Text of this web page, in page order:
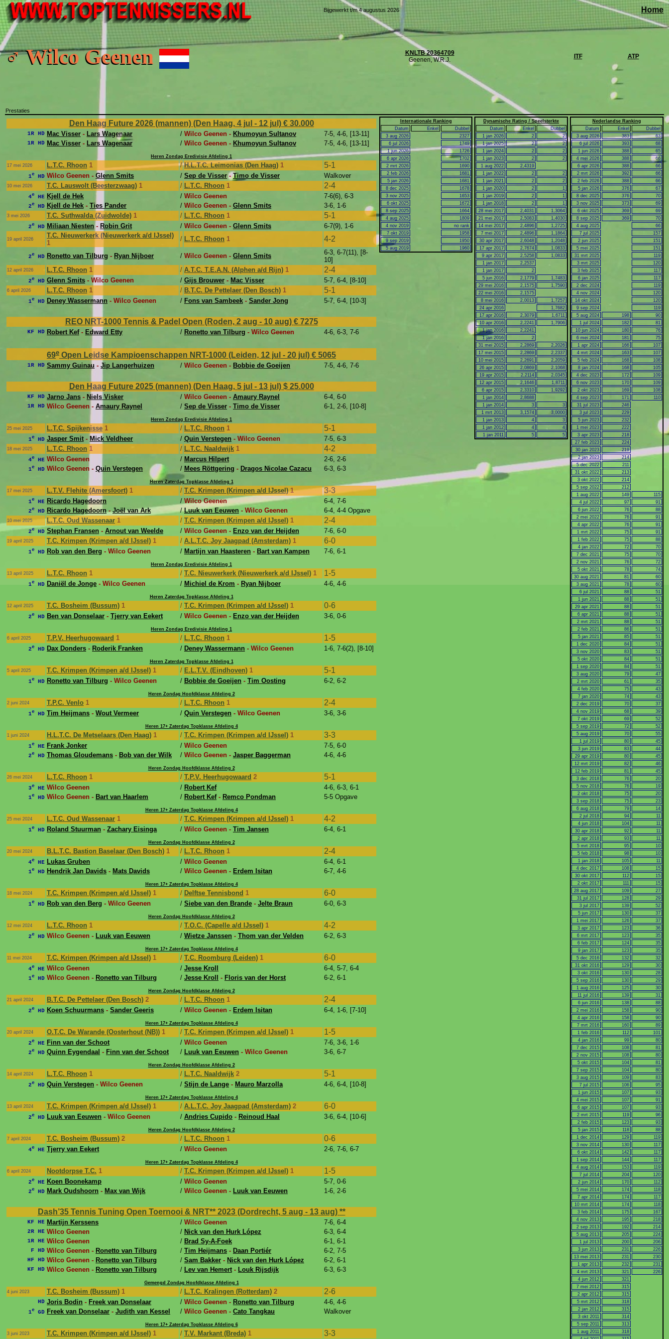
Bijgewerkt t/m 4 augustus 2026 Home
♂ Wilco Geenen
KNLTB 20364709
Geenen, W.R.J.
ITF ATP
Prestaties
Den Haag Future 2026 (mannen) (Den Haag, 4 jul - 12 jul) € 30.000
1R HD Mac Visser - Lars Wagenaar / Wilco Geenen - Khumoyun Sultanov 7-5, 4-6, [13-11]
1R HD Mac Visser - Lars Wagenaar / Wilco Geenen - Khumoyun Sultanov 7-5, 4-6, [13-11]
Heren Zondag Eredivisie Afdeling 1
17 mei 2026
L.T.C. Rhoon 1 / H.L.T.C. Leimonias (Den Haag) 1 5-1
1e HD Wilco Geenen - Glenn Smits / Sep de Visser -Timo de Visser Walkover
10 mei 2026 T.C. Lauswolt (Beesterzwaag) 1 / L.T.C. Rhoon 1 2-4
4e HE Kjell de Hek / Wilco Geenen 7-6(6), 6-3
2e HD Kjell de Hek - Ties Pander / Wilco Geenen - Glenn Smits 3-6, 1-6
3 mei 2026 T.C. Suthwalda (Zuidwolde) 1 / L.T.C. Rhoon 1 5-1
2e HD Miliaan Niesten - Robin Grit / Wilco Geenen - Glenn Smits 6-7(9), 1-6
19 april 2026
T.C. Nieuwerkerk (Nieuwerkerk a/d IJssel)
1
/ L.T.C. Rhoon 1 4-2
2e HD Ronetto van Tilburg - Ryan Nijboer / Wilco Geenen - Glenn Smits
6-3, 6-7(11), [8-
10]
12 april 2026 L.T.C. Rhoon 1 / A.T.C. T.E.A.N. (Alphen a/d Rijn) 1 2-4
2e HD Glenn Smits - Wilco Geenen / Gijs Brouwer - Mac Visser 5-7, 6-4, [8-10]
6 april 2026 L.T.C. Rhoon 1 / B.T.C. De Pettelaer (Den Bosch) 1 5-1
1e HD Deney Wassermann - Wilco Geenen / Fons van Sambeek - Sander Jong 5-7, 6-4, [10-3]
REO NRT-1000 Tennis & Padel Open (Roden, 2 aug - 10 aug) € 7275
KF HD Robert Kef- Edward Etty / Ronetto van Tilburg - Wilco Geenen 4-6, 6-3, 7-6
69e Open Leidse Kampioenschappen NRT-1000 (Leiden, 12 jul - 20 jul) € 5065
1R HD Sammy Guinau - Jip Langerhuizen / Wilco Geenen - Bobbie de Goeijen 7-5, 4-6, 7-6
Den Haag Future 2025 (mannen) (Den Haag, 5 jul - 13 jul) $ 25.000
KF HD Jarno Jans - Niels Visker / Wilco Geenen - Amaury Raynel 6-4, 6-0
1R HD Wilco Geenen - Amaury Raynel / Sep de Visser - Timo de Visser 6-1, 2-6, [10-8]
Heren Zondag Eredivisie Afdeling 1
25 mei 2025
L.T.C. Spijkenisse 1 / L.T.C. Rhoon 1 5-1
1e HD Jasper Smit - Mick Veldheer / Quin Verstegen - Wilco Geenen 7-5, 6-3
18 mei 2025 L.T.C. Rhoon 1 / L.T.C. Naaldwijk 1 4-2
4e HE Wilco Geenen / Marcus Hilpert 2-6, 2-6
1e HD Wilco Geenen - Quin Verstegen / Mees Röttgering - Dragos Nicolae Cazacu 6-3, 6-3
Heren Zaterdag Topklasse Afdeling 1
17 mei 2025
L.T.V. Flehite (Amersfoort) 1 / T.C. Krimpen (Krimpen a/d IJssel)1 3-3
1e HE Ricardo Hagedoorn / Wilco Geenen 6-4, 7-6
2e HD Ricardo Hagedoorn-Joël van Ark / Luuk van Eeuwen - Wilco Geenen 6-4, 4-4 Opgave
10 mei 2025 L.T.C. Oud Wassenaar 1 / T.C. Krimpen (Krimpen a/d IJssel) 1 2-4
2e HD Stephan Fransen - Arnout van Weelde / Wilco Geenen - Enzo van der Heijden 7-6, 6-0
19 april 2025 T.C. Krimpen (Krimpen a/d IJssel) 1 / A.L.T.C. Joy Jaagpad (Amsterdam) 1 6-0
1e HD Rob van den Berg - Wilco Geenen / Martijn van Haasteren - Bart van Kampen 7-6, 6-1
Heren Zondag Eredivisie Afdeling 1
13 april 2025
L.T.C. Rhoon 1 / T.C. Nieuwerkerk (Nieuwerkerk a/d IJssel) 1 1-5
1e HD Daniël de Jonge - Wilco Geenen / Michiel de Krom - Ryan Nijboer 4-6, 4-6
Heren Zaterdag Topklasse Afdeling 1
12 april 2025
T.C. Bosheim (Bussum) 1 / T.C. Krimpen (Krimpen a/d IJssel) 1 0-6
2e HD Ben van Donselaar - Tjerry van Eekert / Wilco Geenen - Enzo van der Heijden 3-6, 0-6
Heren Zondag Eredivisie Afdeling 1
6 april 2025
T.P.V. Heerhugowaard 1 / L.T.C. Rhoon 1 1-5
2e HD Dax Donders - Roderik Franken / Deney Wassermann - Wilco Geenen 1-6, 7-6(2), [8-10]
Heren Zaterdag Topklasse Afdeling 1
5 april 2025
T.C. Krimpen (Krimpen a/d IJssel) 1 / E.L.T.V. (Eindhoven) 1 5-1
1e HD Ronetto van Tilburg - Wilco Geenen / Bobbie de Goeijen - Tim Oosting 6-2, 6-2
Heren Zondag Hoofdklasse Afdeling 2
2 juni 2024
T.P.C. Venlo 1 / L.T.C. Rhoon 1 2-4
1e HD Tim Heijmans - Wout Vermeer / Quin Verstegen - Wilco Geenen 3-6, 3-6
Heren 17+ Zaterdag Topklasse Afdeling 4
1 juni 2024
H.L.T.C. De Metselaars (Den Haag) 1 / T.C. Krimpen (Krimpen a/d IJssel) 1 3-3
1e HE Frank Jonker / Wilco Geenen 7-5, 6-0
2e HD Thomas Gloudemans - Bob van der Wilk / Wilco Geenen - Jasper Baggerman 4-6, 4-6
Heren Zondag Hoofdklasse Afdeling 2
26 mei 2024
L.T.C. Rhoon 1 / T.P.V. Heerhugowaard 2 5-1
3e HE Wilco Geenen / Robert Kef 4-6, 6-3, 6-1
1e HD Wilco Geenen - Bart van Haarlem / Robert Kef- Remco Pondman 5-5 Opgave
Heren 17+ Zaterdag Topklasse Afdeling 4
25 mei 2024
L.T.C. Oud Wassenaar 1 / T.C. Krimpen (Krimpen a/d IJssel) 1 4-2
1e HD Roland Stuurman - Zachary Eisinga / Wilco Geenen - Tim Jansen 6-4, 6-1
Heren Zondag Hoofdklasse Afdeling 2
20 mei 2024
B.L.T.C. Bastion Baselaar (Den Bosch) 1 / L.T.C. Rhoon 1 2-4
4e HE Lukas Gruben / Wilco Geenen 6-4, 6-1
1e HD Hendrik Jan Davids - Mats Davids / Wilco Geenen - Erdem Isitan 6-7, 4-6
Heren 17+ Zaterdag Topklasse Afdeling 4
18 mei 2024
T.C. Krimpen (Krimpen a/d IJssel) 1 / Delftse Tennisbond 1 6-0
1e HD Rob van den Berg - Wilco Geenen / Siebe van den Brande - Jelte Braun 6-0, 6-3
Heren Zondag Hoofdklasse Afdeling 2
12 mei 2024
L.T.C. Rhoon 1 / T.O.C. (Capelle a/d IJssel) 1 4-2
2e HD Wilco Geenen - Luuk van Eeuwen / Wietze Janssen - Thom van der Velden 6-2, 6-3
Heren 17+ Zaterdag Topklasse Afdeling 4
11 mei 2024
T.C. Krimpen (Krimpen a/d IJssel) 1 / T.C. Roomburg (Leiden) 1 6-0
4e HE Wilco Geenen / Jesse Kroll 6-4, 5-7, 6-4
1e HD Wilco Geenen - Ronetto van Tilburg / Jesse Kroll - Floris van der Horst 6-2, 6-1
Heren Zondag Hoofdklasse Afdeling 2
21 april 2024
B.T.C. De Pettelaer (Den Bosch) 2 / L.T.C. Rhoon 1 2-4
2e HD Koen Schuurmans - Sander Geeris / Wilco Geenen - Erdem Isitan 6-4, 1-6, [7-10]
Heren 17+ Zaterdag Topklasse Afdeling 4
20 april 2024
O.T.C. De Warande (Oosterhout (NB)) 1 / T.C. Krimpen (Krimpen a/d IJssel) 1 1-5
2e HE Finn van der Schoot / Wilco Geenen 7-6, 3-6, 1-6
2e HD Quinn Eygendaal - Finn van der Schoot / Luuk van Eeuwen - Wilco Geenen 3-6, 6-7
Heren Zondag Hoofdklasse Afdeling 2
14 april 2024
L.T.C. Rhoon 1 / L.T.C. Naaldwijk 2 5-1
2e HD Quin Verstegen - Wilco Geenen / Stijn de Lange - Mauro Marzolla 4-6, 6-4, [10-8]
Heren 17+ Zaterdag Topklasse Afdeling 4
13 april 2024
T.C. Krimpen (Krimpen a/d IJssel) 1 / A.L.T.C. Joy Jaagpad (Amsterdam) 2 6-0
2e HD Luuk van Eeuwen - Wilco Geenen / Andries Cupido - Reinoud Haal 3-6, 6-4, [10-6]
Heren Zondag Hoofdklasse Afdeling 2
7 april 2024
T.C. Bosheim (Bussum) 2 / L.T.C. Rhoon 1 0-6
4e HE Tjerry van Eekert / Wilco Geenen 2-6, 7-6, 6-7
Heren 17+ Zaterdag Topklasse Afdeling 4
6 april 2024
Nootdorpse T.C. 1 / T.C. Krimpen (Krimpen a/d IJssel) 1 1-5
2e HE Koen Boonekamp / Wilco Geenen 5-7, 0-6
2e HD Mark Oudshoorn - Max van Wijk / Wilco Geenen - Luuk van Eeuwen 1-6, 2-6
Dash’35 Tennis Tuning Open Toernooi & NRT** 2023 (Dordrecht, 5 aug - 13 aug) **
KF HE Martijn Kerssens / Wilco Geenen 7-6, 6-4
2R HE Wilco Geenen / Nick van den Hurk López 6-3, 6-4
1R HE Wilco Geenen / Brad Sy-A-Foek 6-1, 6-1
F HD Wilco Geenen - Ronetto van Tilburg / Tim Heijmans - Daan Portiér 6-2, 7-5
HF HD Wilco Geenen - Ronetto van Tilburg / Sam Bakker - Nick van den Hurk López 6-2, 6-1
KF HD Wilco Geenen - Ronetto van Tilburg / Lev van Hemert- Louk Rijsdijk 6-3, 6-3
Gemengd Zondag Hoofdklasse Afdeling 1
4 juni 2023
T.C. Bosheim (Bussum) 1 / L.T.C. Kralingen (Rotterdam) 2 2-6
HD Joris Bodin - Freek van Donselaar / Wilco Geenen - Ronetto van Tilburg 4-6, 4-6
1e GD Freek van Donselaar - Judith van Kessel / Wilco Geenen - Cato Tangkau Walkover
Heren 17+ Zaterdag Topklasse Afdeling 6
3 juni 2023
T.C. Krimpen (Krimpen a/d IJssel) 1 / T.V. Markant (Breda) 1 3-3
Internationale Ranking
Datum
Enkel
Dubbel
3 aug 2026
2327
6 jul 2026
1749
1 jun 2026
1726
6 apr 2026
1702
2 mrt 2026
1690
2 feb 2026
1681
5 jan 2026
1681
8 dec 2025
1678
3 nov 2025
1653
6 okt 2025
1672
8 sep 2025
1664
4 aug 2025
1809
4 nov 2019
no rank
7 okt 2019
1958
9 sep 2019
1950
5 aug 2019
1960
Dynamische Rating / Speelsterkte
Datum
Enkel
Dubbel
1 jan 2026
2
2
1 jan 2025
2
2
1 jan 2024
2
2
1 jan 2023
2
2
1 aug 2022
2,4319
1 jan 2022
2
2
1 jan 2021
2
2
1 jan 2020
2
1
1 jan 2019
2
1
1 jan 2018
2
1
28 mei 2017
2,4031
1,3064
21 mei 2017
2,5083
1,4030
14 mei 2017
2,4896
1,2725
7 mei 2017
2,4896
1,1864
30 apr 2017
2,6048
1,2048
17 apr 2017
2,7674
1,0833
9 apr 2017
2,5258
1,0833
1 jan 2017
2,2537
1 jan 2017
2
5 jun 2016
2,1779
1,7483
29 mei 2016
2,1575
1,7590
22 mei 2016
2,1575
8 mei 2016
2,0013
1,7257
24 apr 2016
1,7682
17 apr 2016
2,3079
1,6711
10 apr 2016
2,2241
1,7906
1 jan 2016
2,2241
1 jan 2016
2
31 mei 2015
2,2869
2,2026
17 mei 2015
2,2869
2,2337
10 mei 2015
2,2691
2,2059
26 apr 2015
2,0869
2,1068
19 apr 2015
2,2114
2,0345
12 apr 2015
2,1646
1,8711
6 apr 2015
2,3310
1,9292
1 jan 2014
2,8688
1 jan 2014
3
3
1 mrt 2013
3,1574
3,0000
1 jan 2013
4
3
1 jan 2012
4
4
1 jan 2011
5 5
Nederlandse Ranking
Datum
Enkel
Dubbel
3 aug 2026
383
63
6 jul 2026
393
68
1 jun 2026
388
65
4 mei 2026
388
66
6 apr 2026
388
66
2 mrt 2026
392
66
2 feb 2026
388
66
5 jan 2026
376
67
8 dec 2025
376
70
3 nov 2025
373
69
6 okt 2025
369
69
8 sep 2025
369
70
4 aug 2025
66
7 jul 2025
157
2 jun 2025
151
5 mei 2025
151
31 mrt 2025
119
3 mrt 2025
120
3 feb 2025
117
6 jan 2025
117
2 dec 2024
119
4 nov 2024
120
14 okt 2024
120
9 sep 2024
119
5 aug 2024
198
90
1 jul 2024
182
81
10 jun 2024
180
76
6 mei 2024
181
75
1 apr 2024
166
107
4 mrt 2024
163
107
5 feb 2024
168
108
8 jan 2024
168
105
4 dec 2023
172
109
6 nov 2023
170
109
2 okt 2023
169
108
4 sep 2023
171
110
31 jul 2023
246
3 jul 2023
229
5 jun 2023
232
1 mei 2023
222
3 apr 2023
218
27 feb 2023
224
30 jan 2023
219
2 jan 2023
214
5 dec 2022
211
31 okt 2022
213
3 okt 2022
214
5 sep 2022
212
1 aug 2022
149
115
4 jul 2022
97
91
6 jun 2022
76
88
2 mei 2022
76
91
4 apr 2022
76
91
1 mrt 2022
75
91
1 feb 2022
75
88
4 jan 2022
72
70
7 dec 2021
75
70
2 nov 2021
76
72
5 okt 2021
78
74
30 aug 2021
81
60
3 aug 2021
78
60
6 jul 2021
88
51
1 jun 2021
88
51
29 apr 2021
88
51
6 apr 2021
88
51
2 mrt 2021
88
51
2 feb 2021
86
51
5 jan 2021
85
51
1 dec 2020
84
51
3 nov 2020
83
51
5 okt 2020
84
51
1 sep 2020
84
51
3 aug 2020
79
47
2 mrt 2020
61
35
4 feb 2020
75
43
7 jan 2020
74
43
2 dec 2019
70
37
4 nov 2019
68
39
7 okt 2019
69
52
5 sep 2019
72
52
5 aug 2019
70
55
1 jul 2019
80
45
3 jun 2019
83
44
29 apr 2019
80
45
12 mrt 2019
82
46
12 feb 2019
81
45
3 dec 2018
76
20
5 nov 2018
76
19
2 okt 2018
75
20
3 sep 2018
75
23
6 aug 2018
79
14
2 jul 2018
94
11
4 jun 2018
104
11
30 apr 2018
92
11
2 apr 2018
93
11
5 mrt 2018
95
10
5 feb 2018
98
10
1 jan 2018
105
11
4 dec 2017
108
15
30 okt 2017
112
15
2 okt 2017
111
15
28 aug 2017
109
27
31 jul 2017
128
29
3 jul 2017
139
52
5 jun 2017
130
37
1 mei 2017
126
37
3 apr 2017
123
36
6 mrt 2017
123
35
6 feb 2017
124
35
9 jan 2017
123
35
5 dec 2016
132
32
31 okt 2016
129
30
3 okt 2016
130
28
5 sep 2016
130
29
1 aug 2016
125
30
11 jul 2016
139
31
6 jun 2016
138
88
2 mei 2016
158
90
4 apr 2016
158
90
7 mrt 2016
160
89
1 feb 2016
112
101
4 jan 2016
99
80
7 dec 2015
108
81
2 nov 2015
108
80
5 okt 2015
104
81
7 sep 2015
104
80
3 aug 2015
109
83
7 jul 2015
106
95
1 jun 2015
107
93
4 mei 2015
107
91
6 apr 2015
107
93
2 mrt 2015
119
96
2 feb 2015
123
93
5 jan 2015
118
88
1 dec 2014
129
119
3 nov 2014
130
117
6 okt 2014
142
117
1 sep 2014
144
117
4 aug 2014
153
119
7 jul 2014
204
120
2 jun 2014
170
112
5 mei 2014
174
118
7 apr 2014
174
117
10 mrt 2014
174
118
3 feb 2014
175
167
4 nov 2013
195
218
2 sep 2013
192
214
5 aug 2013
205
224
1 jul 2013
200
206
3 jun 2013
231
226
13 mei 2013
231
230
1 apr 2013
232
231
4 mrt 2013
321
226
4 jun 2012
321
7 mei 2012
315
2 apr 2012
315
5 mrt 2012
318
2 jan 2012
315
3 okt 2011
314
5 sep 2011
313
1 aug 2011
318